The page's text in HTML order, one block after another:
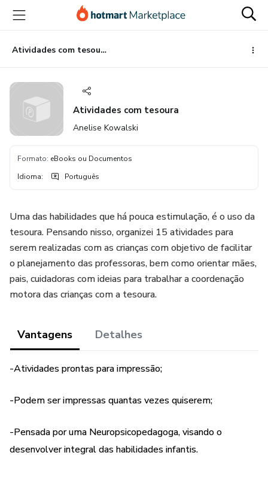
para
conteúdo
principal
para
pagamento
para
rodapé
Atividades com tesoura
Atividades com tesoura
Anelise Kowalski
Formato: eBooks ou Documentos
Idioma: Português
Uma das habilidades que há pouca estimulação, é o uso da
tesoura. Pensando nisso, organizei 15 atividades para
serem realizadas com as crianças com objetivo de facilitar
o planejamento das professoras, bem como orientar mães,
pais, cuidadoras com ideias para trabalhar a coordenação
motora das crianças com a tesoura.
Vantagens Detalhes
-Atividades prontas para impressão;
-Podem ser impressas quantas vezes quiserem;
-Pensada por uma Neuropsicopedagoga, visando o
desenvolver integral das habilidades infantis.